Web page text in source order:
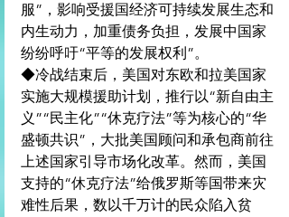
服”，影响受援国经济可持续发展生态和
内生动力，加重债务负担，发展中国家
纷纷呼吁“平等的发展权利”。
◆冷战结束后，美国对东欧和拉美国家
实施大规模援助计划，推行以“新自由主
义”“民主化”“休克疗法”等为核心的“华
盛顿共识”，大批美国顾问和承包商前往
上述国家引导市场化改革。然而，美国
支持的“休克疗法”给俄罗斯等国带来灾
难性后果，数以千万计的民众陷入贫